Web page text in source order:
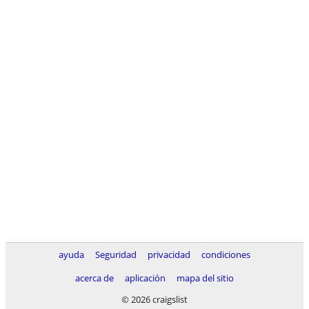
ayuda Seguridad privacidad
condiciones
acerca de
aplicación
mapa del sitio
© 2026 craigslist